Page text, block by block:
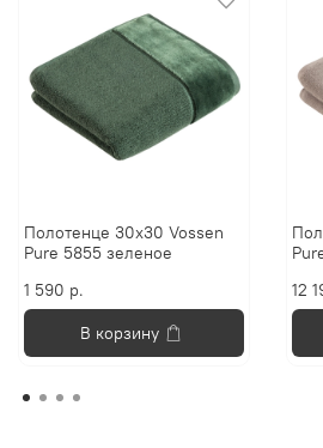
Полотенце 30х30 Vossen
Pure 5855 зеленое
1 590 р.
В корзину
12